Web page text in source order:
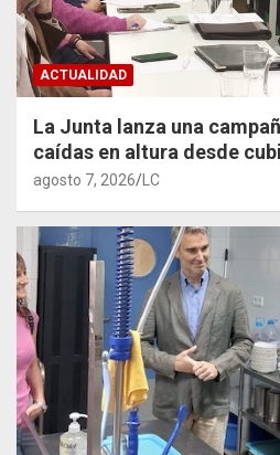
ACTUALIDAD
La Junta lanza una
caídas en altura desde
agosto 7, 2026 LC